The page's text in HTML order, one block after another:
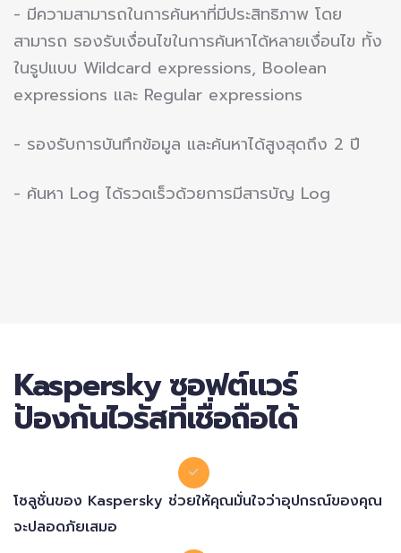
- มีความสามารถในการค้นหาที่มีประสิทธิภาพ โดย
สามารถ รองรับเงื่อนไขในการค้นหาได้หลายเงื่อนไข ทั้ง
ในรูปแบบ Wildcard expressions, Boolean
expressions และ Regular expressions
- รองรับการบันทึกข้อมูล และค้นหาได้สูงสุดถึง 2 ปี
- ค้นหา Log ได้รวดเร็วด้วยการมีสารบัญ Log
Kaspersky ซอฟต์แวร์
ป้องกันไวรัสที่เชื่อถือได้
โซลูชั่นของ Kaspersky ช่วยให้คุณมั่นใจว่าอุปกรณ์ของคุณ
จะปลอดภัยเสมอ